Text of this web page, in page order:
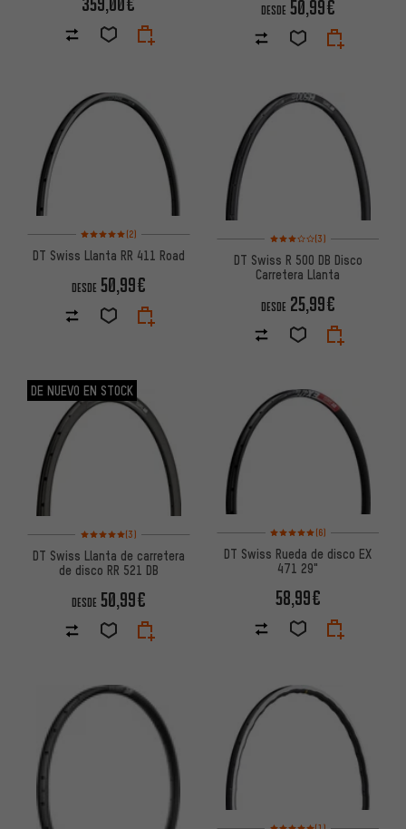
DESDE 50,99€
Valoración media: 5 de 5 basada en 2 reseñas
(2)
DT Swiss Llanta RR 411 Road
DESDE 50,99€
Valoración media: 3 de 5
(3)
DT Swiss R 500 DB Disco
Carretera Llanta
DESDE 25,99€
DE NUEVO EN STOCK
Valoración media: 5 de 5 basada en 3 reseñas
(3)
DT Swiss Llanta de carretera
de disco RR 521 DB
DESDE 50,99€
Valoración media: 5 de 5
(6)
DT Swiss Rueda de disco EX
471 29"
58,99€
Valoración media: 5 de 5